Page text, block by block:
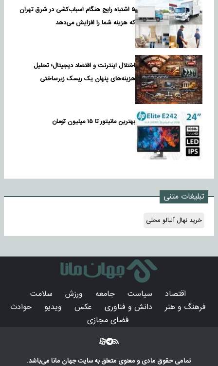
۵ اشتباه رایج هنگام اسباب‌کشی در شرق تهران
که هزینه شما را افزایش می‌دهد
اختلال اینترنت و اقتصاد دیجیتال؛ تحلیل
هزینه‌های پنهان یک ریسک زیرساختی
بهترین مانیتور تا ۱۵ میلیون تومان
تبلیغات متنی
خرید نهال آلبالو محلی
اقتصاد سیاست جامعه ورزش
سلامت
فرهنگ و هنر
دانش و فناوری عکس ویدیو
حوادث
فضای مجازی
تمامی حقوق مادی و معنوی متعلق به سایتجهان مانامی‌باشد.